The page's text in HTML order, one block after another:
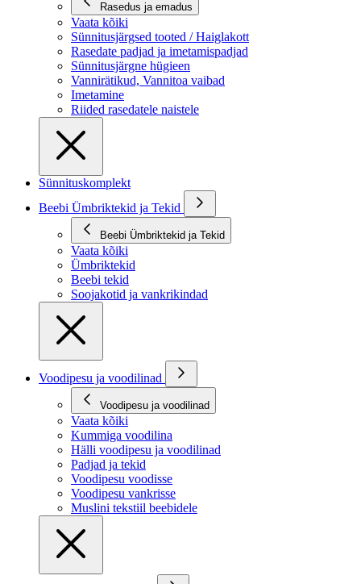
Rasedus ja emadus
Vaata kõiki
Sünnitusjärgsed tooted / Haiglakott
Rasedate padjad ja imetamispadjad
Sünnitusjärgne hügieen
Vannirätikud, Vannitoa vaibad
Imetamine
Riided rasedatele naistele
Sünnituskomplekt
Beebi Ümbriktekid ja Tekid
Beebi Ümbriktekid ja Tekid
Vaata kõiki
Ümbriktekid
Beebi tekid
Soojakotid ja vankrikindad
Voodipesu ja voodilinad
Voodipesu ja voodilinad
Vaata kõiki
Kummiga voodilina
Hälli voodipesu ja voodilinad
Padjad ja tekid
Voodipesu voodisse
Voodipesu vankrisse
Muslini tekstiil beebidele